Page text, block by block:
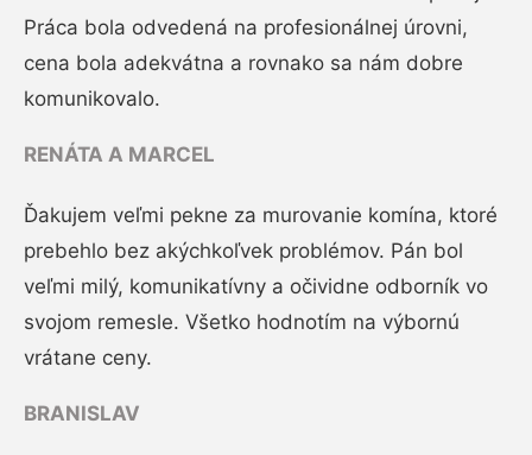
Práca bola odvedená na profesionálnej úrovni,
cena bola adekvátna a rovnako sa nám dobre
komunikovalo.
RENÁTA A MARCEL
Ďakujem veľmi pekne za murovanie komína, ktoré
prebehlo bez akýchkoľvek problémov. Pán bol
veľmi milý, komunikatívny a očividne odborník vo
svojom remesle. Všetko hodnotím na výbornú
vrátane ceny.
BRANISLAV